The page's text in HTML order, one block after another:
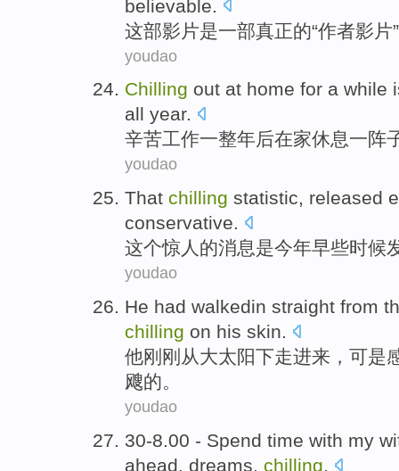
believable
这部影片是一部真正的“作者影片
youdao
Chilling out at home for a while
all year.
辛苦工作一整年后在家休息一阵
youdao
That chilling statistic, released
conservative.
这个惊人的消息是今年早些时候
youdao
He had walkedin straight from
chilling on his skin.
他刚刚 从大太阳下走进来，可是
飕的。
youdao
30-8.00 - Spend time with my
ahead, dreams, chilling.